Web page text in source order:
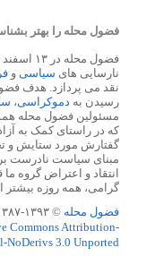
فضول محله را بهتر
نارسایی های سیاسی و
نقد می پردازد. هدف
رسیدن به دموکراسی،
مسئولین فضول محله
که در راستای کمک به
گفتارش مورد ستایش و
مبنای سیاست نادرست
انتقاد و اعتراض گروه
گرامی، همه روزه بیشتر از ۱۰،۰۰۰ نفر از این سایت دیدن می
فضول محله © ۱۳۹۳-۱۳۸۷ -
Commons Attribution-
NoDerivs 3.0 Unported